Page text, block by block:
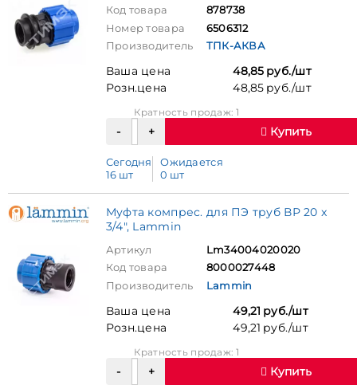
Код товара
878738
Номер товара
6506312
Производитель
ТПК-АКВА
Ваша цена
48,85 руб./шт
Розн.цена
48,85 руб./шт
Кратность продаж: 1
Купить
Сегодня
16 шт
Ожидается
0 шт
Муфта компрес. для ПЭ труб ВР 20 x
3/4", Lammin
Артикул
Lm34004020020
Код товара
8000027448
Производитель
Lammin
Ваша цена
49,21 руб./шт
Розн.цена
49,21 руб./шт
Кратность продаж: 1
Купить